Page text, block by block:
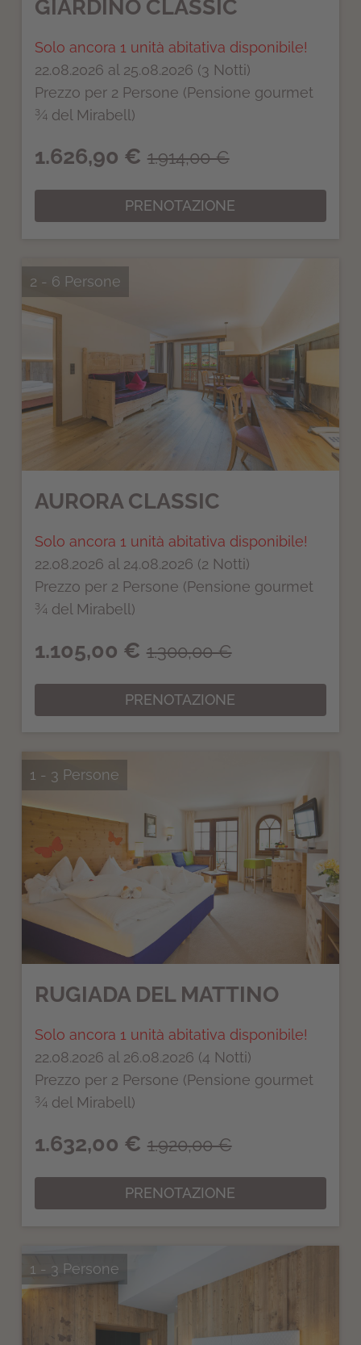
GIARDINO CLASSIC
Solo ancora 1 unità abitativa disponibile!
22.08.2026 al 25.08.2026 (3 Notti)
Prezzo per 2 Persone (Pensione gourmet
¾ del Mirabell)
1.626,90 € 1.914,00 €
PRENOTAZIONE
2 - 6 Persone
AURORA CLASSIC
Solo ancora 1 unità abitativa disponibile!
22.08.2026 al 24.08.2026 (2 Notti)
Prezzo per 2 Persone (Pensione gourmet
¾ del Mirabell)
1.105,00 € 1.300,00 €
PRENOTAZIONE
1 - 3 Persone
RUGIADA DEL MATTINO
Solo ancora 1 unità abitativa disponibile!
22.08.2026 al 26.08.2026 (4 Notti)
Prezzo per 2 Persone (Pensione gourmet
¾ del Mirabell)
1.632,00 € 1.920,00 €
PRENOTAZIONE
1 - 3 Persone